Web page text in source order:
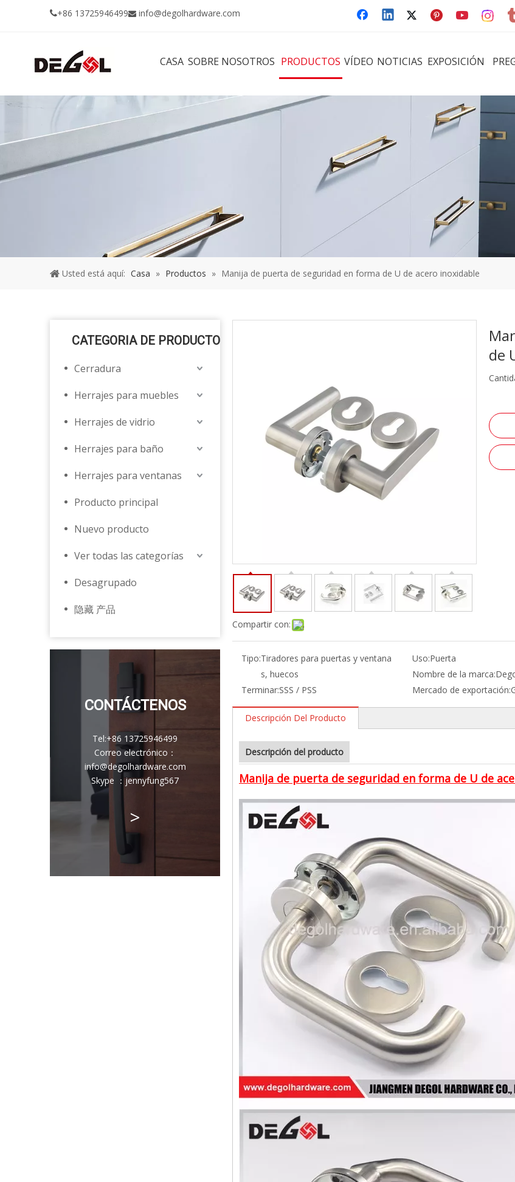
+86 13725946499 info@degolhardware.com
CASA SOBRE NOSOTROS PRODUCTOS VÍDEO NOTICIAS EXPOSICIÓN
Usted está aquí: Casa » Productos » Manija de puerta de seguridad en forma de U de acero inoxidable
CATEGORIA DE PRODUCTO
Cerradura
Herrajes para muebles
Herrajes de vidrio
Herrajes para baño
Herrajes para ventanas
Producto principal
Nuevo producto
Ver todas las categorías
Desagrupado
隐藏 产品
CONTÁCTENOS
Tel:+86 13725946499
Correo electrónico ：
info@degolhardware.com
Skype ：jennyfung567
>
Compartir con:
de
Tipo:Tiradores para puertas y ventana
s, huecos
Uso:Puerta
Nombre de la marca:
Terminar:SSS / PSS Mercado de exportación:
Descripción Del Producto
Descripción del producto
Manija de puerta de seguridad en forma de U de